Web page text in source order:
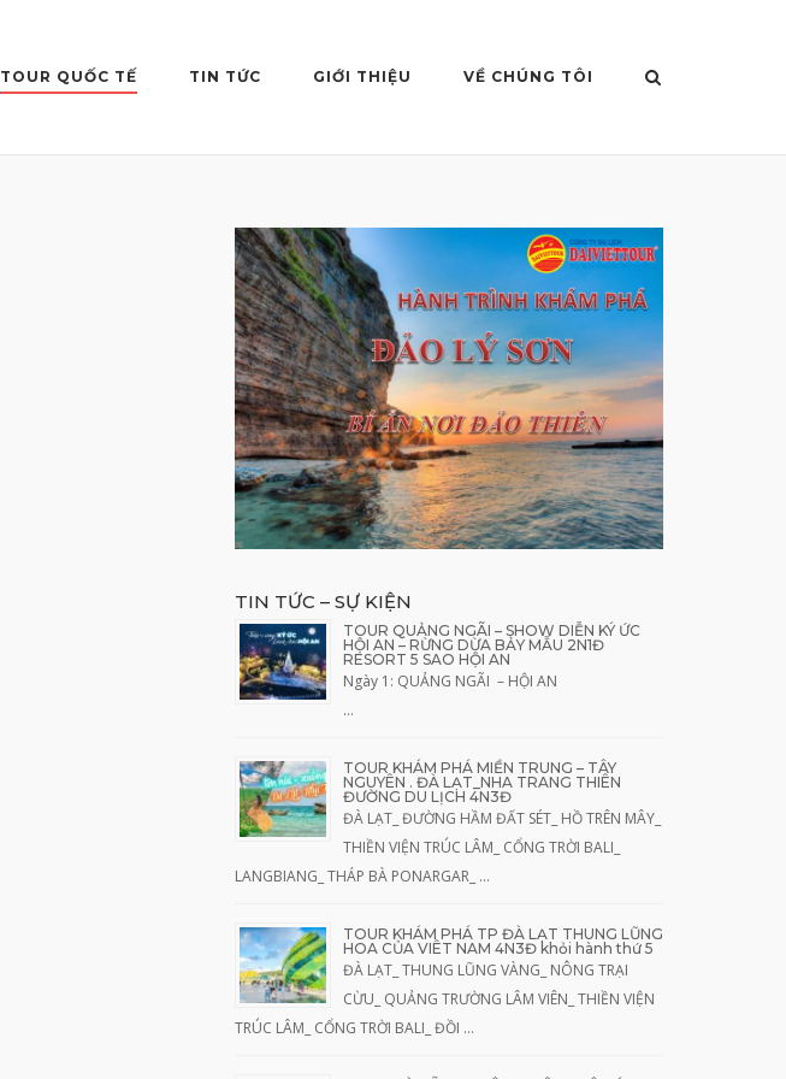
TOUR QUỐC TẾ TIN TỨC GIỚI THIỆU VỀ CHÚNG TÔI
TIN TỨC – SỰ KIỆN
TOUR QUẢNG NGÃI – SHOW DIỄN KÝ ỨC
HỘI AN – RỪNG DỪA BẢY MẪU 2N1Đ
RESORT 5 SAO HỘI AN
Ngày 1: QUẢNG NGÃI – HỘI AN
…
TOUR KHÁM PHÁ MIỀN TRUNG – TÂY
NGUYÊN . ĐÀ LẠT_NHA TRANG THIÊN
ĐƯỜNG DU LỊCH 4N3Đ
ĐÀ LẠT_ ĐƯỜNG HẦM ĐẤT SÉT_ HỒ TRÊN MÂY_
THIỀN VIỆN TRÚC LÂM_ CỔNG TRỜI BALI_
LANGBIANG_ THÁP BÀ PONARGAR_ …
TOUR KHÁM PHÁ TP ĐÀ LẠT THUNG LŨNG
HOA CỦA VIÊT NAM 4N3Đ khỏi hành thứ 5
ĐÀ LẠT_ THUNG LŨNG VÀNG_ NÔNG TRẠI
CỪU_ QUẢNG TRƯỜNG LÂM VIÊN_ THIỀN VIỆN
TRÚC LÂM_ CỔNG TRỜI BALI_ ĐỒI …